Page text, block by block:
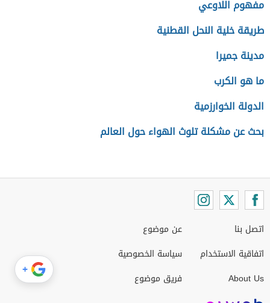
مفهوم اللاوعي
طريقة خلية النحل القطنية
مدينة جميرا
ما هو الكرب
الدولة الخوارزمية
بحث عن مشكلة تلوث الهواء حول العالم
اتصل بنا
اتفاقية الاستخدام
About Us
عن موضوع
سياسة الخصوصية
فريق موضوع
+